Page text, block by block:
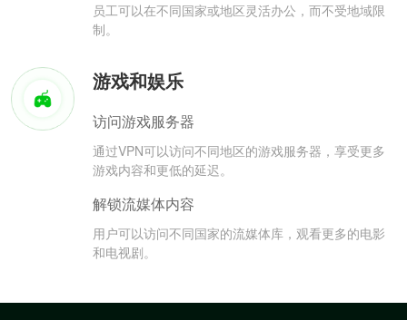
员工可以在不同国家或地区灵活办公，而不受地域限
制。
游戏和娱乐
访问游戏服务器
通过VPN可以访问不同地区的游戏服务器，享受更多
游戏内容和更低的延迟。
解锁流媒体内容
用户可以访问不同国家的流媒体库，观看更多的电影
和电视剧。